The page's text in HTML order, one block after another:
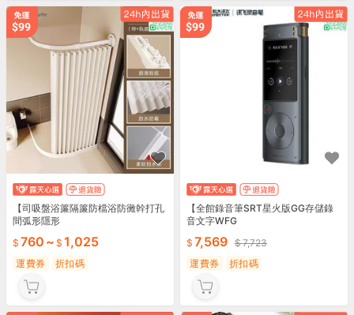
【司吸盤浴簾隔簾防檔浴防黴幹打孔
間弧形隱形
760 ~ 1,025
運費券 折扣碼
【全館錄音筆SRT星火版GG存儲錄
音文字WFG
7,569
7,723
運費券
折扣碼